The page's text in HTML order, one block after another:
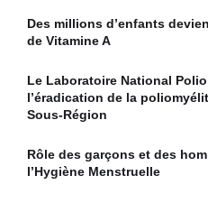
Des millions d’enfants
de Vitamine A
Le Laboratoire National
l’éradication de la
Sous-Région
Rôle des garçons et des
l’Hygiène Menstruelle